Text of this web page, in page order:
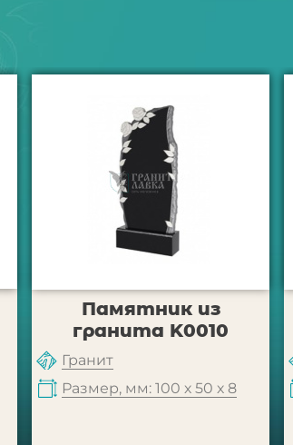
Памятник из
гранита K0010
Гранит
Размер, мм: 100 х 50 х 8